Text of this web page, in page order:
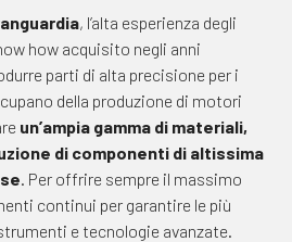
, l’alta esperienza degli
how acquisito negli anni
parti di alta precisione per i
della produzione di motori
un’ampia gamma di materiali,
di componenti di altissima
. Per offrire sempre il massimo
continui per garantire le più
e tecnologie avanzate.